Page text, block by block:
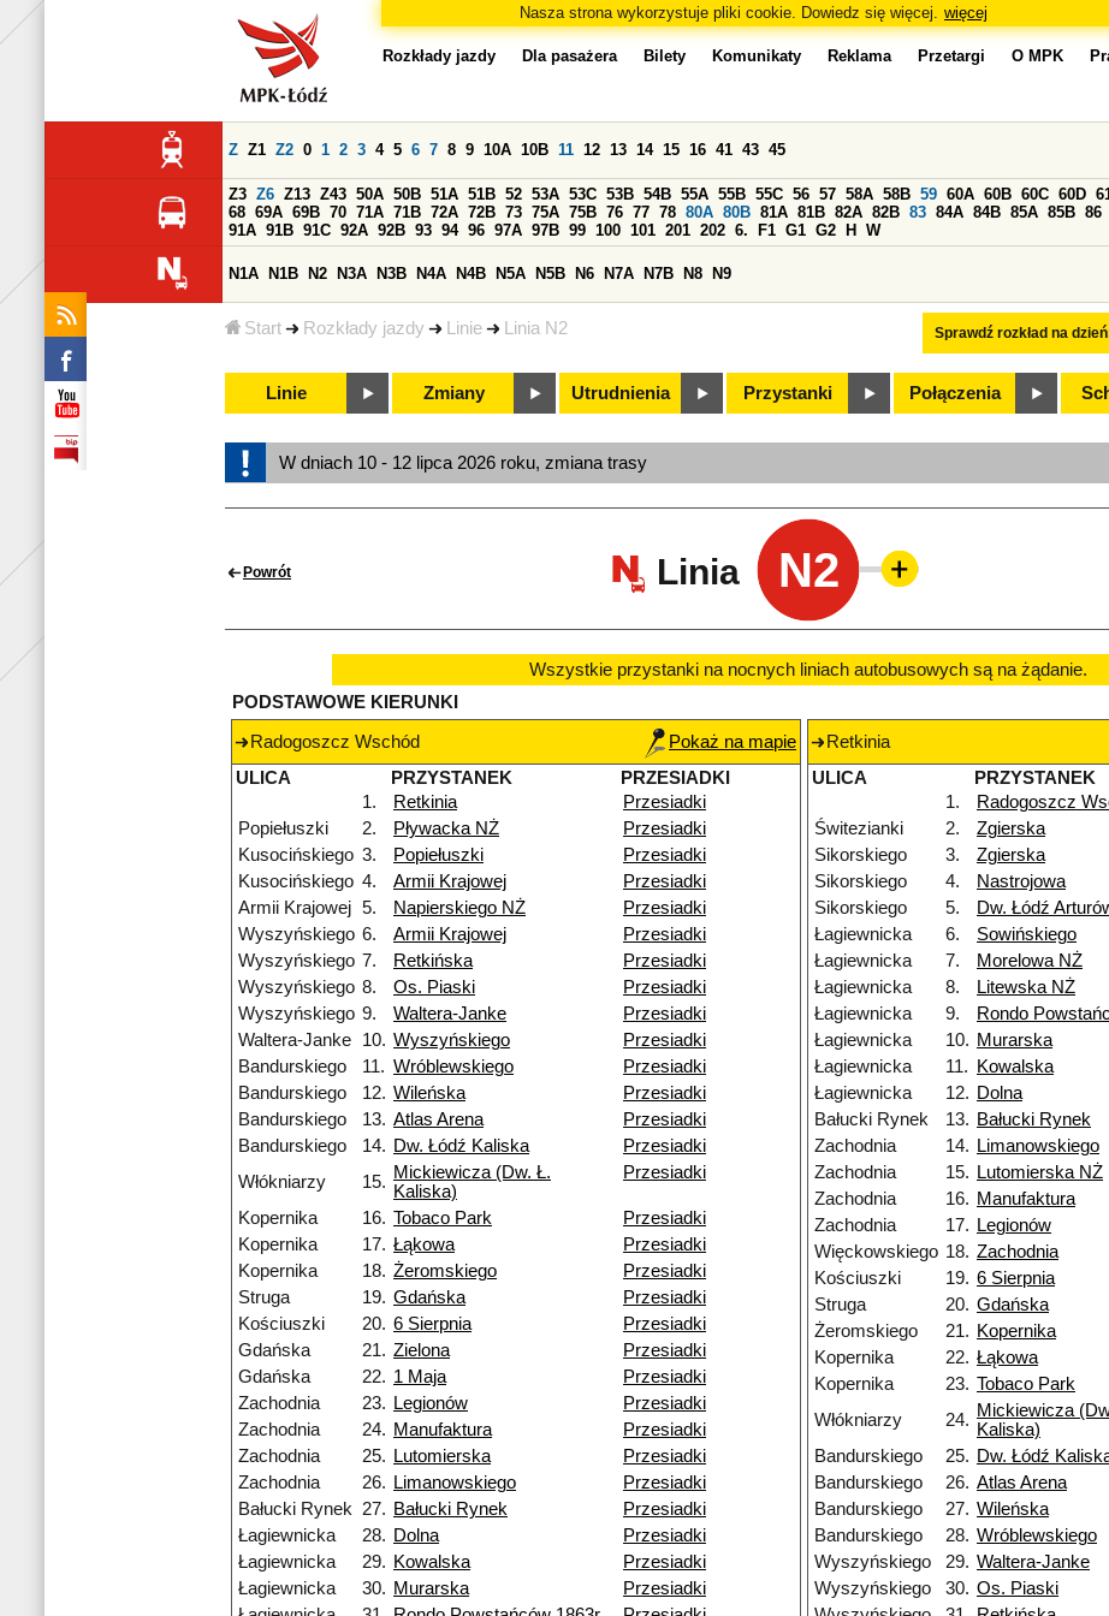
Nasza strona wykorzystuje pliki cookie. Dowiedz się więcej. więcej
Start Rozkłady jazdy Linie Linia N2
Rozkłady jazdy Dla pasażera Bilety Komunikaty Reklama Przetargi O MPK
Sprawdź rozkład na
Z Z1 Z2 0 1 2 3 4 5 6 7 8 9 10A 10B 11 12 13 14 15 16 41 43 45
Z3 Z6 Z13 Z43 50A 50B 51A 51B 52 53A 53C 53B 54B 55A 55B 55C 56 57 58A 58B 59 60A 60B 60C 60D
68 69A 69B 70 71A 71B 72A 72B 73 75A 75B 76 77 78 80A 80B 81A 81B 82A 82B 83 84A 84B 85A 85B 86
91A 91B 91C 92A 92B 93 94 96 97A 97B 99 100 101 201 202 6. F1 G1 G2 H W
N1A N1B N2 N3A N3B N4A N4B N5A N5B N6 N7A N7B N8 N9
Linie Zmiany Utrudnienia Przystanki Połączenia
W dniach 10 - 12 lipca 2026 roku, zmiana trasy
Powrót Linia N2
Wszystkie przystanki na nocnych liniach autobusowych są na żądanie.
PODSTAWOWE KIERUNKI
Radogoszcz Wschód
Pokaż na mapie
ULICA
PRZYSTANEK
PRZESIADKI
1.
Retkinia
Przesiadki
Popiełuszki
2. Pływacka NŻ
Przesiadki
Kusocińskiego 3. Popiełuszki
Przesiadki
Kusocińskiego 4. Armii Krajowej
Przesiadki
Armii Krajowej 5. Napierskiego NŻ
Przesiadki
Wyszyńskiego 6. Armii Krajowej
Przesiadki
Wyszyńskiego 7. Retkińska
Przesiadki
Wyszyńskiego 8. Os. Piaski
Przesiadki
Wyszyńskiego 9. Waltera-Janke
Przesiadki
Waltera-Janke
10. Wyszyńskiego
Przesiadki
Bandurskiego
11. Wróblewskiego
Przesiadki
Bandurskiego
12. Wileńska
Przesiadki
Bandurskiego
13. Atlas Arena
Przesiadki
Bandurskiego
14. Dw. Łódź Kaliska
Przesiadki
Włókniarzy
15. Mickiewicza (Dw. Ł.
Kaliska)
Przesiadki
Kopernika 16. Tobaco Park
Przesiadki
Kopernika
17. Łąkowa
Przesiadki
Kopernika
18. Żeromskiego
Przesiadki
Struga
19. Gdańska
Przesiadki
Kościuszki
20. 6 Sierpnia
Przesiadki
Gdańska
21. Zielona
Przesiadki
Gdańska
22. 1 Maja
Przesiadki
Zachodnia
23. Legionów
Przesiadki
Zachodnia
24. Manufaktura
Przesiadki
Zachodnia
25. Lutomierska
Przesiadki
Zachodnia
26. Limanowskiego
Przesiadki
Bałucki Rynek
27. Bałucki Rynek
Przesiadki
Łagiewnicka
28. Dolna
Przesiadki
Łagiewnicka
29. Kowalska
Przesiadki
Łagiewnicka
30. Murarska
Przesiadki
Retkinia
ULICA
PRZYSTANEK
1.
Radogoszcz
Świtezianki
2. Zgierska
Sikorskiego
3. Zgierska
Sikorskiego
4. Nastrojowa
Sikorskiego
5. Dw. Łódź
Łagiewnicka
6. Sowińskiego
Łagiewnicka
7. Morelowa NŻ
Łagiewnicka
8. Litewska NŻ
Łagiewnicka
9. Rondo
Łagiewnicka
10. Murarska
Łagiewnicka
11. Kowalska
Łagiewnicka
12. Dolna
Bałucki Rynek
13. Bałucki Rynek
Zachodnia
14. Limanowskiego
Zachodnia
15. Lutomierska NŻ
Zachodnia
16. Manufaktura
Zachodnia
17. Legionów
Więckowskiego 18. Zachodnia
Kościuszki
19. 6 Sierpnia
Struga
20. Gdańska
Żeromskiego
21. Kopernika
Kopernika
22. Łąkowa
Kopernika
23. Tobaco Park
Włókniarzy
24. Mickiewicza
Kaliska)
Bandurskiego 25. Dw. Łódź
Bandurskiego
26. Atlas Arena
Bandurskiego
27. Wileńska
Bandurskiego
28. Wróblewskiego
Wyszyńskiego
29. Waltera-Janke
Wyszyńskiego
30. Os. Piaski